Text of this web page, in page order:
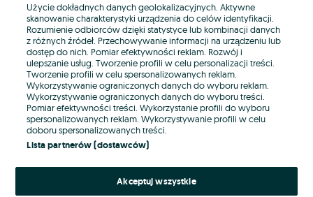
E-mail
Hasło
Nie pamiętasz hasła?
Użycie dokładnych danych geolokalizacyjnych. Aktywne
skanowanie charakterystyki urządzenia do celów identyfikacji.
Rozumienie odbiorców dzięki statystyce lub kombinacji danych
z różnych źródeł. Przechowywanie informacji na urządzeniu lub
dostęp do nich. Pomiar efektywności reklam. Rozwój i
ulepszanie usług. Tworzenie profili w celu personalizacji treści.
Tworzenie profili w celu spersonalizowanych reklam.
Wykorzystywanie ograniczonych danych do wyboru reklam.
Wykorzystywanie ograniczonych danych do wyboru treści.
Pomiar efektywności treści. Wykorzystanie profili do wyboru
spersonalizowanych reklam. Wykorzystywanie profili w celu
doboru spersonalizowanych treści.
Lista partnerów (dostawców)
Akceptuj wszystkie